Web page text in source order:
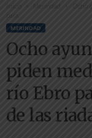
Inicio
para...
MERINDAD
Ocho
piden
río Ebro
de las